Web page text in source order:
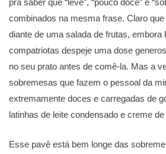
pra saber que “leve”, “pouco doce” e
combinados na mesma frase. Claro
diante de uma salada de frutas, embora
compatriotas despeje uma dose
no seu prato antes de comê-la. Mas a
sobremesas que fazem o pessoal da
extremamente doces e carregadas de
latinhas de leite condensado e creme de
Esse pavê está bem longe das